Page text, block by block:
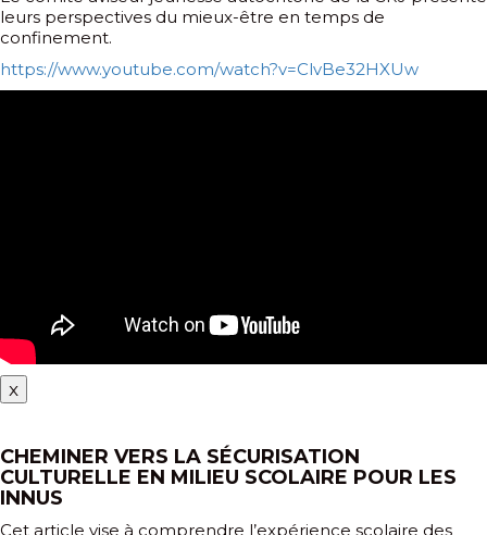
leurs perspectives du mieux-être en temps de
confinement.
https://www.youtube.com/watch?v=ClvBe32HXUw
x
CHEMINER VERS LA SÉCURISATION
CULTURELLE EN MILIEU SCOLAIRE POUR LES
INNUS
Cet article vise à comprendre l’expérience scolaire des